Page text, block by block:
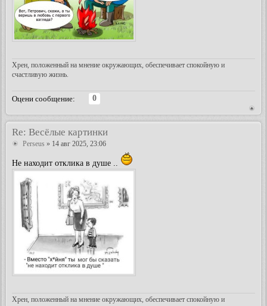
Хрен, положенный на мнение окружающих, обеспечивает спокойную и
счастливую жизнь.
Оцени сообщение:
0
Re: Весёлые картинки
Perseus » 14 авг 2025, 23:06
Не находит отклика в душе ..
Хрен, положенный на мнение окружающих, обеспечивает спокойную и